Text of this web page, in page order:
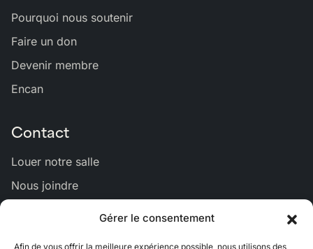
Gérer le consentement
Afin de vous offrir la meilleure expérience possible, nous utilisons des
Pourquoi nous soutenir
Faire un don
Devenir membre
Encan
Contact
Louer notre salle
Nous joindre
Lien
Lien
Lien
Lien
Lien